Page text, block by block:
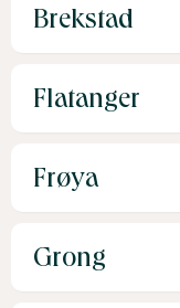
Brekstad
Flatanger
Frøya
Grong